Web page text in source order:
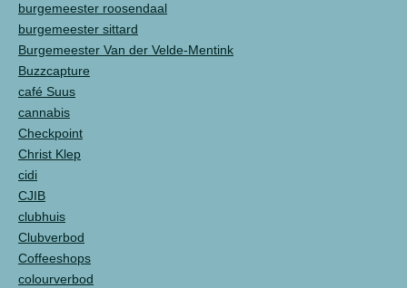
burgemeester roosendaal
burgemeester sittard
Burgemeester Van der Velde-Mentink
Buzzcapture
café Suus
cannabis
Checkpoint
Christ Klep
cidi
CJIB
clubhuis
Clubverbod
Coffeeshops
colourverbod